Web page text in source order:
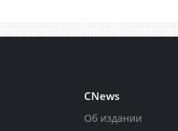
CNews
Об издании